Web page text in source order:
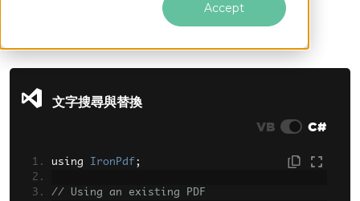
Accept
跳至頁尾內容
文字搜尋與替換
VB
C#
using IronPdf ;
// Using an existing PDF